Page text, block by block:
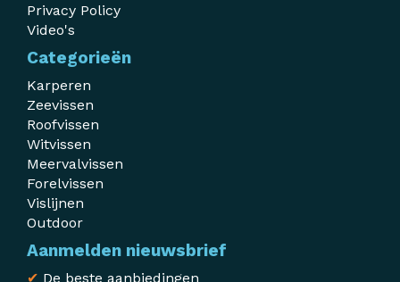
Privacy Policy
Video's
Categorieën
Karperen
Zeevissen
Roofvissen
Witvissen
Meervalvissen
Forelvissen
Vislijnen
Outdoor
Aanmelden nieuwsbrief
✔ De beste aanbiedingen